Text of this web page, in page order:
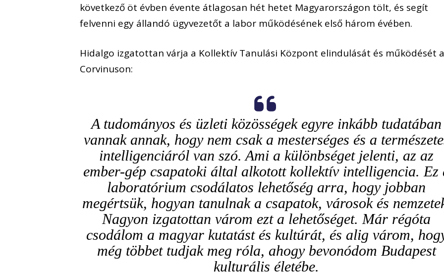
következő öt évben évente átlagosan hét hetet Magyarországon tölt, és segít
felvenni egy állandó ügyvezetőt a labor működésének első három évében.
Hidalgo izgatottan várja a Kollektív Tanulási Központ elindulását és működését a
Corvinuson:
A tudományos és üzleti közösségek egyre inkább tudatában
vannak annak, hogy nem csak a mesterséges és a
intelligenciáról van szó. Ami a különbséget jelenti, az az
ember-gép csapatoki által alkotott kollektív intelligencia. Ez
laboratórium csodálatos lehetőség arra, hogy jobban
megértsük, hogyan tanulnak a csapatok, városok és
Nagyon izgatottan várom ezt a lehetőséget. Már régóta
csodálom a magyar kutatást és kultúrát, és alig várom,
még többet tudjak meg róla, ahogy bevonódom Budapest
kulturális életébe.